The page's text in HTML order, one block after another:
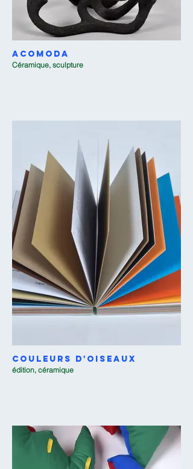
Acomoda
Céramique, sculpture
Couleurs d'oiseaux
édition, céramique